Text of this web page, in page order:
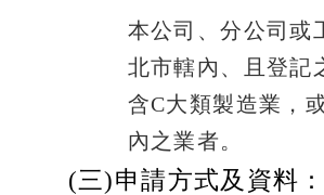
本公司、分公司或
北市轄內、且登記
含C大類製造業，
內之業者。
(三)申請方式及資料：